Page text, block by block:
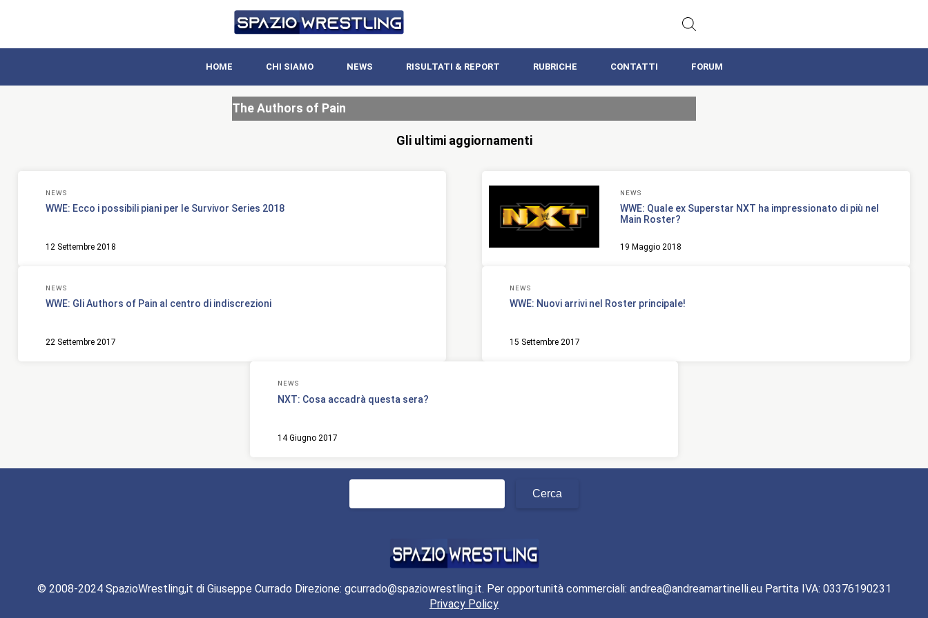
HOME CHI SIAMO NEWS RISULTATI & REPORT RUBRICHE CONTATTI FORUM
The Authors of Pain
Gli ultimi aggiornamenti
NEWS
WWE: Ecco i possibili piani per le Survivor Series 2018
12 Settembre 2018
NEWS
WWE: Quale ex Superstar NXT ha impressionato di più nel
Main Roster?
19 Maggio 2018
NEWS
WWE: Gli Authors of Pain al centro di indiscrezioni
22 Settembre 2017
NEWS
WWE: Nuovi arrivi nel Roster principale!
15 Settembre 2017
NEWS
NXT: Cosa accadrà questa sera?
14 Giugno 2017
Ricerca
© 2008-2024 SpazioWrestling,it di Giuseppe Currado Direzione: gcurrado@spaziowrestling.it. Per opportunità commerciali: andrea@andreamartinelli.eu Partita IVA: 03376190231
Privacy Policy